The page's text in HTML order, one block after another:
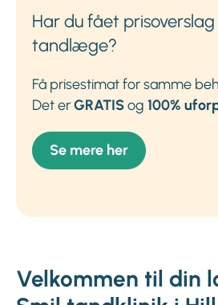
Har du fået
tandlæge?
Få prisestimat for samme
Det erGRATISog 100%
Se mere her
Velkommen til din